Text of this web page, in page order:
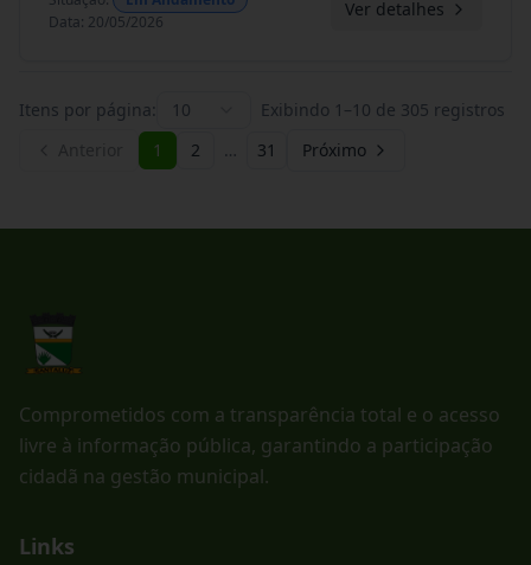
Data: 20/05/2026
Ver detalhes
Itens por página: 10 Exibindo 1 –10 de 305 registros
1 2 … 31 Próximo
Comprometidos com a transparência total e o acesso
livre à informação pública, garantindo a participação
cidadã na gestão municipal.
Links